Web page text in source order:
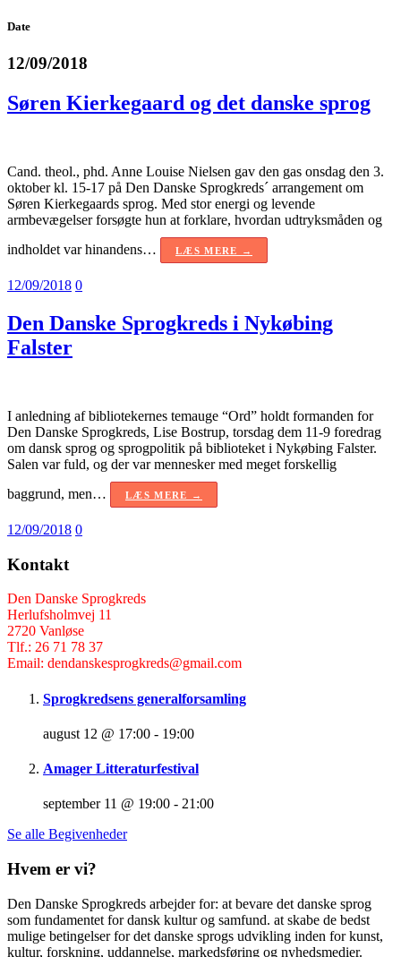
Date
12/09/2018
Søren Kierkegaard og det danske sprog
Cand. theol., phd. Anne Louise Nielsen gav den gas onsdag den 3.
oktober kl. 15-17 på Den Danske Sprogkreds´ arrangement om
Søren Kierkegaards sprog. Med stor energi og levende
armbevægelser forsøgte hun at forklare, hvordan udtryksmåden og
indholdet var hinandens…
LÆS MERE →
12/09/2018 0
Den Danske Sprogkreds i Nykøbing
Falster
I anledning af bibliotekernes temauge “Ord” holdt formanden for
Den Danske Sprogkreds, Lise Bostrup, torsdag dem 11-9 foredrag
om dansk sprog og sprogpolitik på biblioteket i Nykøbing Falster.
Salen var fuld, og der var mennesker med meget forskellig
baggrund, men…
LÆS MERE →
12/09/2018 0
Kontakt
Den Danske Sprogkreds
Herlufsholmvej 11
2720 Vanløse
Tlf.: 26 71 78 37
Email: dendanskesprogkreds@gmail.com
Sprogkredsens generalforsamling
august 12 @ 17:00 - 19:00
Amager Litteraturfestival
september 11 @ 19:00 - 21:00
Se alle Begivenheder
Hvem er vi?
Den Danske Sprogkreds arbejder for: at bevare det danske sprog
som fundamentet for dansk kultur og samfund. at skabe de bedst
mulige betingelser for det danske sprogs udvikling inden for kunst,
kultur, forskning, uddannelse, markedsføring og nyhedsmedier.